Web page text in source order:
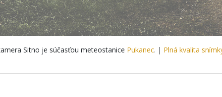
Sitno je súčasťou meteostanice Pukanec. | Plná kvalita